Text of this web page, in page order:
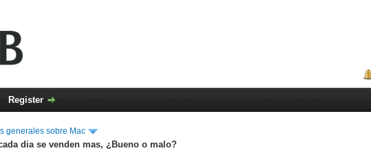
Register
generales sobre Mac
dia se venden mas, ¿Bueno o malo?